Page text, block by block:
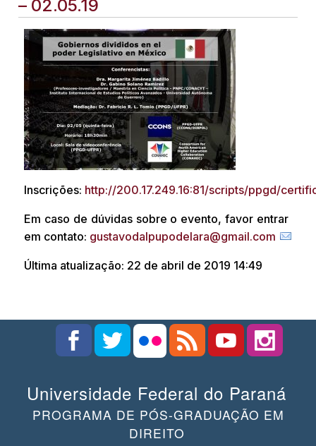
– 02.05.19
Inscrições: http://200.17.249.16:81/scripts/ppgd/
Em caso de dúvidas sobre o evento, favor entrar
em contato: gustavodalpupodelara@gmail.com
Última atualização: 22 de abril de 2019 14:49
Universidade Federal do Paraná
PROGRAMA DE PÓS-GRADUAÇÃO EM
DIREITO